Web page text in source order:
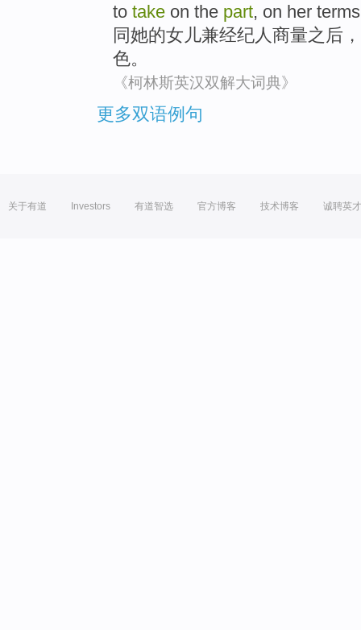
to take on the part, on her terms
同她的女儿兼经纪人商量之后 ，
色。
《柯林斯英汉双解大词典》
更多双语例句
关于有道 Investors 有道智选 官方博客 技术博客 诚聘英才